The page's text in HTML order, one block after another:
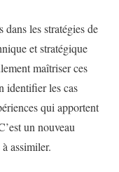
les stratégies de
et stratégique
maîtriser ces
identifier les cas
qui apportent
un nouveau
assimiler.